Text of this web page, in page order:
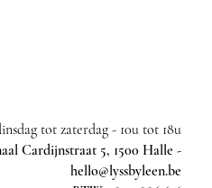
tot zaterdag - 10u tot 18u
Cardijnstraat 5, 1500 Halle -
hello@lyssbyleen.be